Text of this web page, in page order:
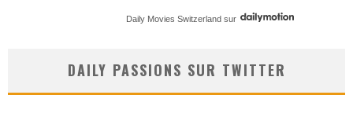
Daily Movies Switzerland sur
DAILY PASSIONS SUR TWITTER